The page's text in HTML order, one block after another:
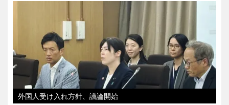
外国人受け入れ方針、議論開始